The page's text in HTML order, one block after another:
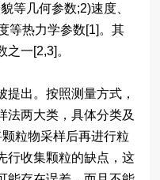
等几何参数;2)速度、
等热力学参数[1]。其
一[2,3]。
出。按照测量方式，
法两大类，具体分类及
粒物采样后再进行粒
行收集颗粒的缺点，这